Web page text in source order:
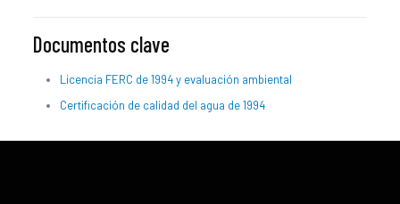
Documentos clave
Licencia FERC de 1994 y evaluación ambiental
Certificación de calidad del agua de 1994